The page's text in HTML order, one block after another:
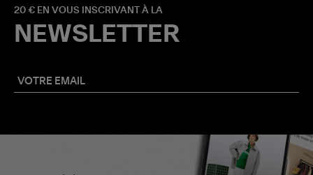
20 € EN VOUS INSCRIVANT À LA
NEWSLETTER